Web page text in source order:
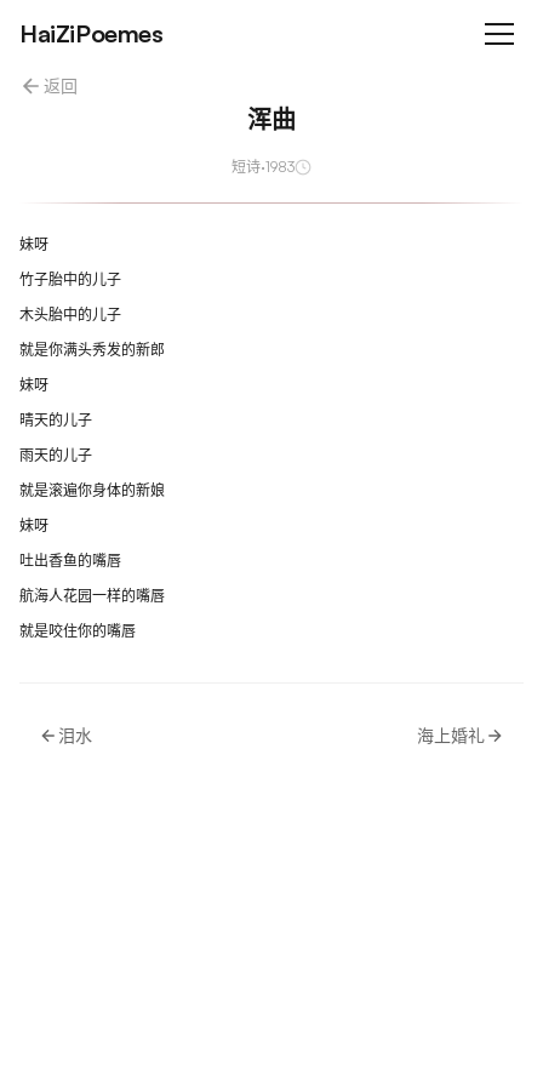
HaiZiPoemes
返回
浑曲
短诗·1983
妹呀
竹子胎中的儿子
木头胎中的儿子
就是你满头秀发的新郎
妹呀
晴天的儿子
雨天的儿子
就是滚遍你身体的新娘
妹呀
吐出香鱼的嘴唇
航海人花园一样的嘴唇
就是咬住你的嘴唇
泪水 海上婚礼